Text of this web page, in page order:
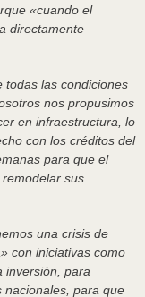
«cuando el
directamente
todas las condiciones
nos propusimos
en infraestructura, lo
con los créditos del
para que el
sus
una crisis de
con iniciativas como
inversión, para
nacionales, para que